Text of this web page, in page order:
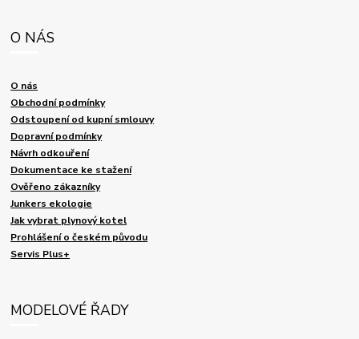
O NÁS
O nás
Obchodní podmínky
Odstoupení od kupní smlouvy
Dopravní podmínky
Návrh odkouření
Dokumentace ke stažení
Ověřeno zákazníky
Junkers ekologie
Jak vybrat plynový kotel
Prohlášení o českém původu
Servis Plus+
MODELOVÉ ŘADY